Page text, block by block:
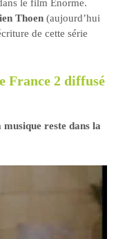
le film Enorme.
Thoen(aujourd’hui
de cette série
France 2 diffusé
reste dans la